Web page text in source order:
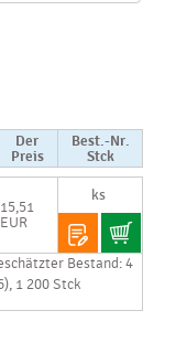
Der
Preis
Best.-Nr.
Stck
15,51
EUR
Bestand: 4
1 200 Stck